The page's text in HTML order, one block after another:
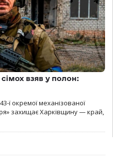
взяв у полон:
ї окремої механізованої
захищає Харківщину — край,